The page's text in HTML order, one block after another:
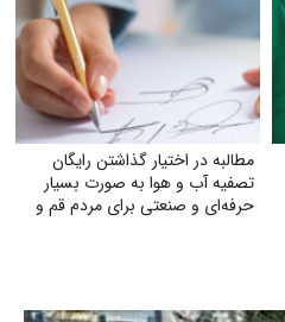
مطالبه در اختیار گذاشتن رایگان
تصفیه آب و هوا به‌ صورت بسیار
حرفه‌ای و صنعتی برای مردم قم و